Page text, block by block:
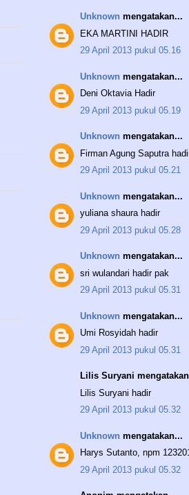
Unknown mengatakan...
EKA MARTINI HADIR
29 April 2013 pukul 05.16
Unknown mengatakan...
Deni Oktavia Hadir
29 April 2013 pukul 05.19
Unknown mengatakan...
Firman Agung Saputra
29 April 2013 pukul 05.21
Unknown mengatakan...
yuliana shaura hadir
29 April 2013 pukul 05.28
Unknown mengatakan...
sri wulandari hadir pak
29 April 2013 pukul 05.31
Unknown mengatakan...
Umi Rosyidah hadir
29 April 2013 pukul 05.31
Lilis Suryani
Lilis Suryani hadir
29 April 2013 pukul 05.32
Unknown mengatakan...
Harys Sutanto, npm
29 April 2013 pukul 05.32